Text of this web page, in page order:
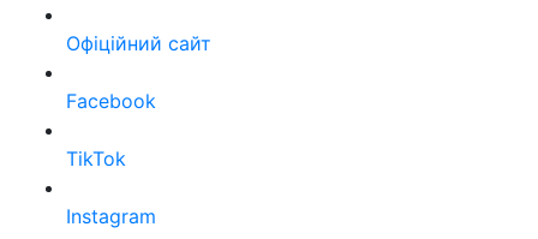
Офіційний сайт
Facebook
TikTok
Instagram